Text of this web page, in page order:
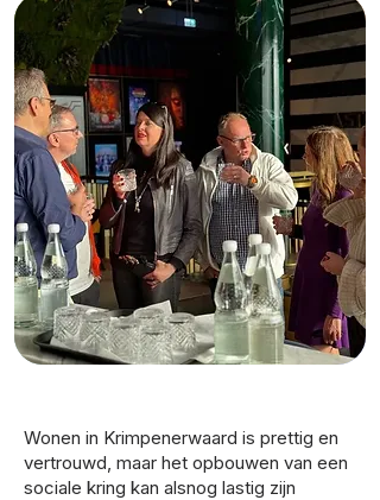
Wonen in Krimpenerwaard is prettig en
vertrouwd, maar het opbouwen van een
sociale kring kan alsnog lastig zijn